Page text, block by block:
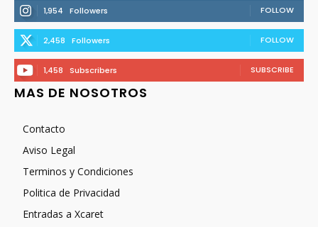
1,954 Followers FOLLOW
2,458 Followers FOLLOW
1,458 Subscribers SUBSCRIBE
MAS DE NOSOTROS
Contacto
Aviso Legal
Terminos y Condiciones
Politica de Privacidad
Entradas a Xcaret